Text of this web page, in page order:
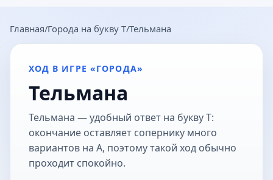
Главная Города на букву Т Тельмана
ХОД В ИГРЕ «ГОРОДА»
Тельмана
Тельмана — удобный ответ на букву Т:
окончание оставляет сопернику много
вариантов на А, поэтому такой ход обычно
проходит спокойно.